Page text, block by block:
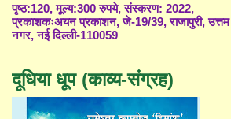
पृष्ठ:120, मूल्य:300 रुपये, संस्करण: 2022,
प्रकाशकःअयन प्रकाशन, जे-19/39, राजापुरी, उत्तम
नगर, नई दिल्ली-110059
दूधिया धूप (काव्य-संग्रह)